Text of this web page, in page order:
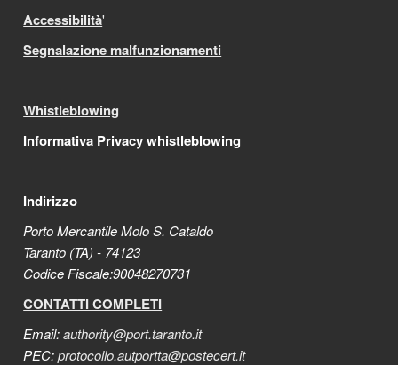
Accessibilità'
Segnalazione malfunzionamenti
Whistleblowing
Informativa Privacy whistleblowing
Indirizzo
Porto Mercantile Molo S. Cataldo
Taranto (TA) - 74123
Codice Fiscale:90048270731
CONTATTI COMPLETI
Email:authority@port.taranto.it
PEC:protocollo.autportta@postecert.it